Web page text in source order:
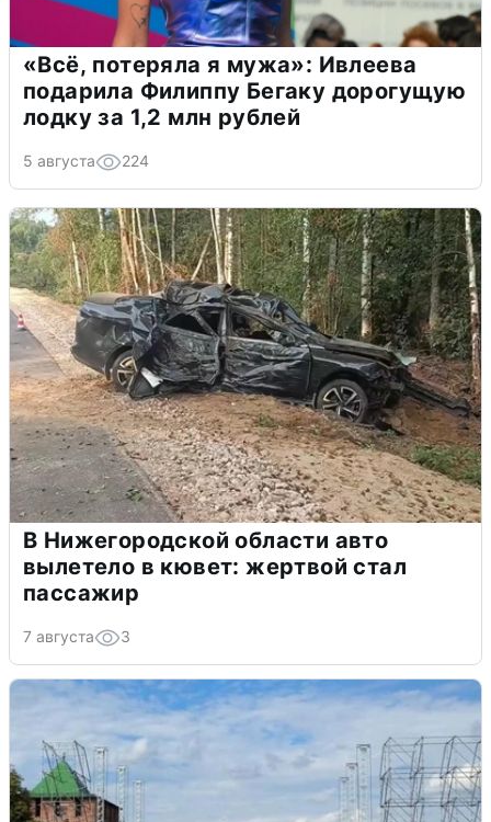
«Всё, потеряла я мужа»: Ивлеева
подарила Филиппу Бегаку дорогущую
лодку за 1,2 млн рублей
5 августа 224
В Нижегородской области авто
вылетело в кювет: жертвой стал
пассажир
7 августа 3